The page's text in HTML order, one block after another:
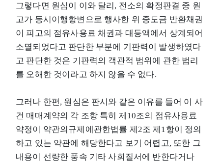
그렇다면 원심이 이와 달리, 전소의 확정판결 중 원
고가 동시이행항변으로 행사한 위 중도금 반환채권
이 피고의 점유사용료 채권과 대등액에서 상계되어
소멸되었다고 판단한 부분에 기판력이 발생하였다
고 판단한 것은 기판력의 객관적 범위에 관한 법리
를 오해한 것이라고 하지 않을 수 없다.
그러나 한편, 원심은 판시와 같은 이유를 들어 이 사
건 매매계약의 각 조항 특히 제10조의 점유사용료
약정이 약관의규제에관한법률 제2조 제1항이 정의
하고 있는 약관에 해당한다고 보기 어렵고, 또한 그
내용이 선량한 풍속 기타 사회질서에 반한다거나